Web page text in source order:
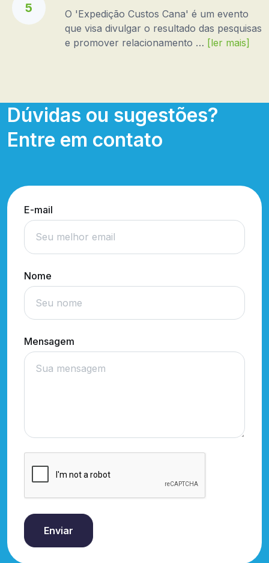
5
O 'Expedição Custos Cana' é um evento
que visa divulgar o resultado das pesquisas
e promover relacionamento … [ler mais]
Dúvidas ou sugestões?
Entre em contato
E-mail
Nome
Mensagem
Enviar